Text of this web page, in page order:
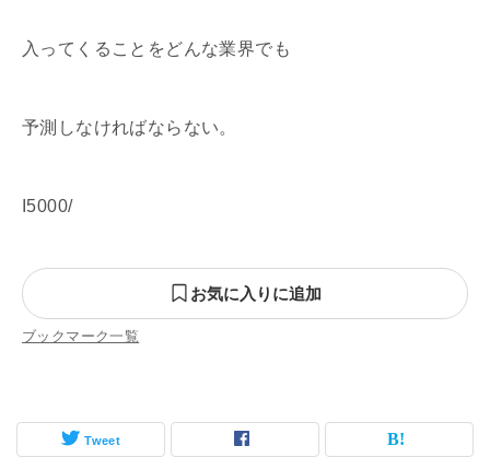
入ってくることをどんな業界でも
予測しなければならない。
I5000/
お気に入りに追加
ブックマーク一覧
Tweet